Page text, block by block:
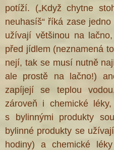
potíží. („Když chytne
neuhasíš“ říká zase
užívají většinou na
před jídlem (neznamená
nejí, tak se musí nutně
ale prostě na lačno!)
zapíjejí se teplou
zároveň i chemické
s bylinnými produkty
bylinné produkty se
hodiny) a chemické